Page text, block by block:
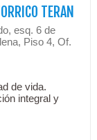
TERAN
esq. 6 de
Piso 4, Of.
de vida.
integral y